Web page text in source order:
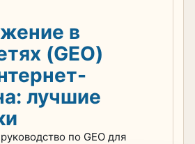
в
(GEO)
лучшие
по GEO для